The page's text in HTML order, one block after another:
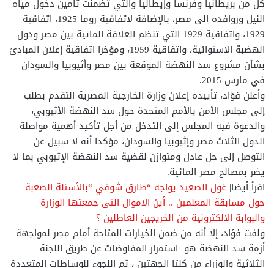
كل من بريطانيا وفرنسا وإيطاليا والتي تضمنت تأمين دخول مياه
النيل وروافده إلى مصر، بالإضافة لاتفاقية روما 1925، اتفاقية
1929، واتفاقية 1929 التي تنظم العلاقة المائية بين مصر ودول
الهضبة الاستوائية، واتفاقية 1959، ومؤخرا اتفاقية إعلان المبادئ
بشأن مشروع سد النهضة الموقعة بين مصر وأثيوبيا والسودان
في مارس 2015.
وأعلن فؤاد، تأييده إعلان وزارة الخارجية المصرية التقدم بطلب
إلى مجلس الأمن بالأمم المتحدة حول سد النهضة الأثيوبي،
والدعوة فيه المجلس إلى التدخل من أجل تأكيد أهمية مواصلة
الدول الثلاث مصر وإثيوبيا والسودان، مؤكدا أنه لا سبيل عن
التوصل إلى حل عادل ومتوازن لقضية سد النهضة الإثيوبي بما لا
يضر بمصالح مصر المائية.
اقرأ أيضا| غول الصعيد يواجه “طارق شوقي “بالأسئلة الصعبة
حول مسابقة المعلمين .. أين الاموال التى جمعتها الوزارة
والبوابة الالكترونية من الخريجين العاطلين ؟
ولفت فؤاد، إلا أنه من ضمن الخيارات المتاحة أمام مصر لمواجهة
أزمة سد النهضة هو استمرار المفاوضات عن طريق اللجنة
الثلاثية والوزراء من كلتا الجهتين ، ثم اللجوء للوساطات المتعددة